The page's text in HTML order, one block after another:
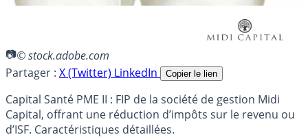
© stock.adobe.com
Partager : X (Twitter) LinkedIn Copier le lien
Capital Santé PME II : FIP de la société de gestion Midi
Capital, offrant une réduction d’impôts sur le revenu ou
d’ISF. Caractéristiques détaillées.